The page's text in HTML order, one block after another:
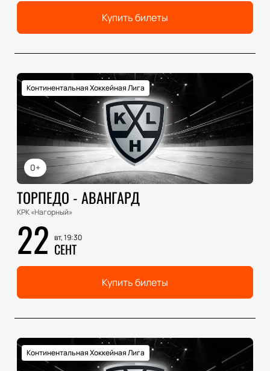
Купить билеты
0+
Континентальная Хоккейная Лига
ТОРПЕДО - АВАНГАРД
КРК «Нагорный»
22 вт, 19:30
СЕНТ
Купить билеты
Континентальная Хоккейная Лига